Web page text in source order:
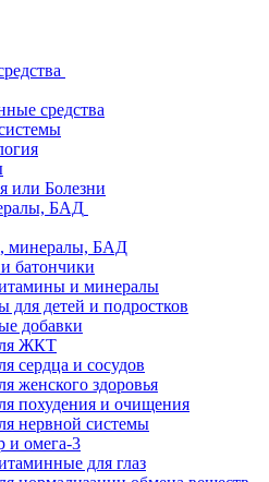
средства
или Болезни
БАД
минералы, БАД
батончики
и минералы
для детей и подростков
добавки
ЖКТ
сердца и сосудов
женского здоровья
похудения и очищения
нервной системы
и омега-3
для глаз